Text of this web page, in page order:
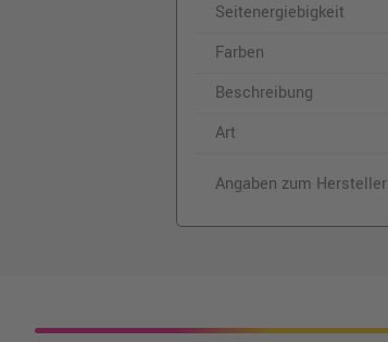
Seitenergiebigkeit
Farben
Beschreibung
Art
Angaben zum Hersteller